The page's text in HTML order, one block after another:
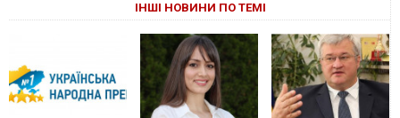
ІНШІ НОВИНИ ПО ТЕМІ